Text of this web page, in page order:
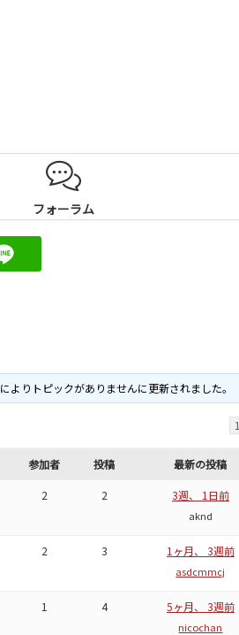
フォーラム
によりトピックがありませんに更新されました。
1
参加者 投稿 最新の投稿
2 2 3週、 1日前
aknd
2 3 1ヶ月、 3週前
asdcmmcj
1 4 5ヶ月、 3週前
nicochan